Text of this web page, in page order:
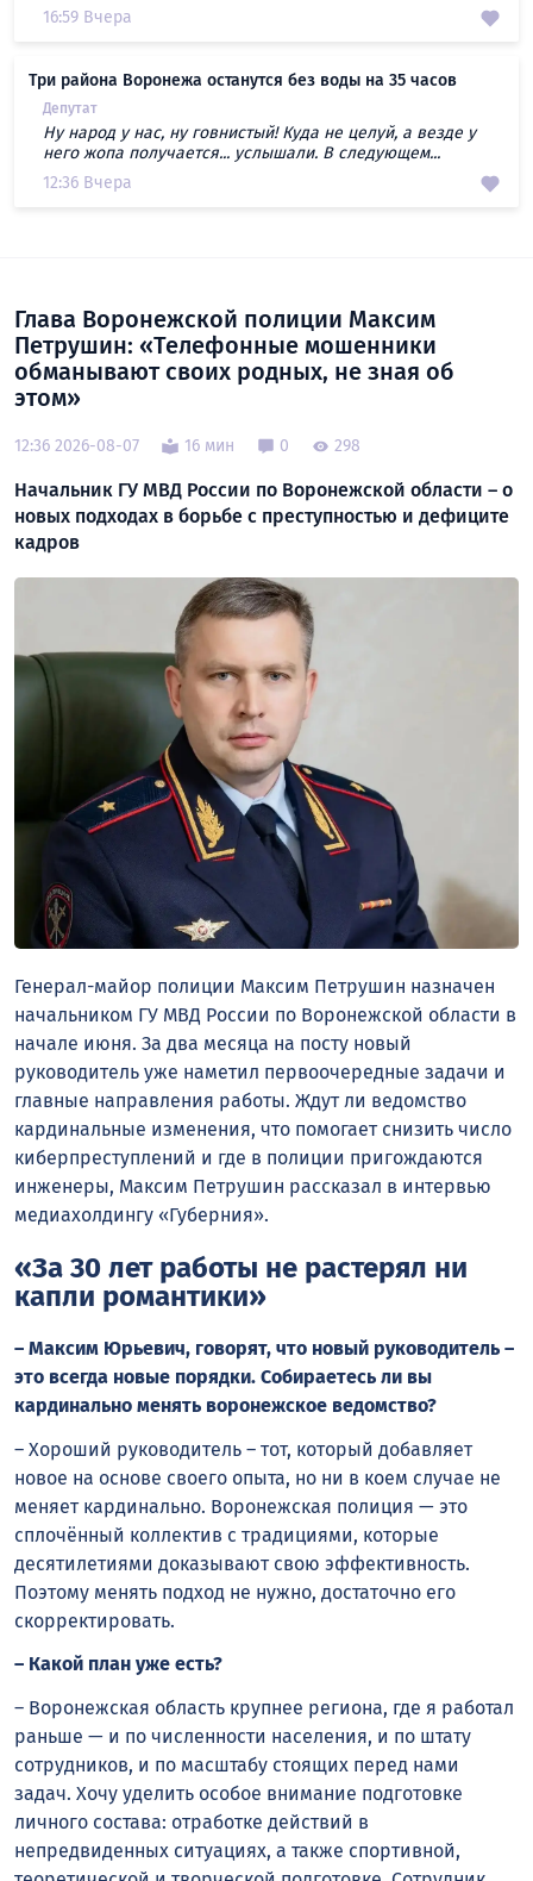
16:59 Вчера
Три района Воронежа останутся без воды на 35 часов
Депутат
Ну народ у нас, ну говнистый! Куда не целуй, а везде у
него жопа получается... услышали. В следующем...
12:36 Вчера
Глава Воронежской полиции Максим
Петрушин: «Телефонные мошенники
обманывают своих родных, не зная об
этом»
12:36 2026-08-07 16 мин 0 298
Начальник ГУ МВД России по Воронежской области – о
новых подходах в борьбе с преступностью и дефиците
кадров
Генерал-майор полиции Максим Петрушин назначен
начальником ГУ МВД России по Воронежской области в
начале июня. За два месяца на посту новый
руководитель уже наметил первоочередные задачи и
главные направления работы. Ждут ли ведомство
кардинальные изменения, что помогает снизить число
киберпреступлений и где в полиции пригождаются
инженеры, Максим Петрушин рассказал в интервью
медиахолдингу «Губерния».
«За 30 лет работы не растерял ни
капли романтики»
– Максим Юрьевич, говорят, что новый руководитель –
это всегда новые порядки. Собираетесь ли вы
кардинально менять воронежское ведомство?
– Хороший руководитель – тот, который добавляет
новое на основе своего опыта, но ни в коем случае не
меняет кардинально. Воронежская полиция — это
сплочённый коллектив с традициями, которые
десятилетиями доказывают свою эффективность.
Поэтому менять подход не нужно, достаточно его
скорректировать.
– Какой план уже есть?
– Воронежская область крупнее региона, где я работал
раньше — и по численности населения, и по штату
сотрудников, и по масштабу стоящих перед нами
задач. Хочу уделить особое внимание подготовке
личного состава: отработке действий в
непредвиденных ситуациях, а также спортивной,